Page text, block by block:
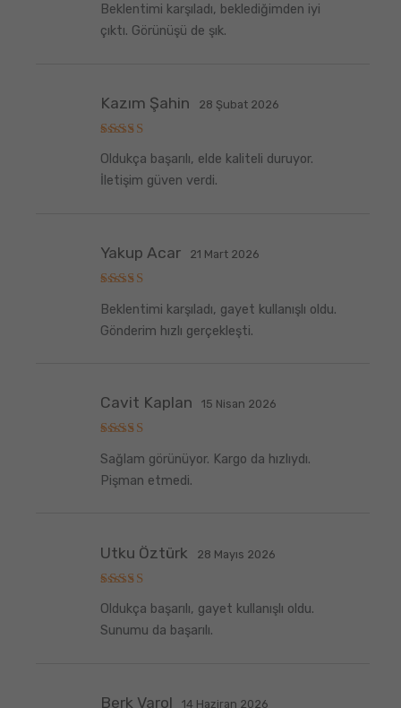
üzerinden
oy aldı
Beklentimi karşıladı, beklediğimden iyi
çıktı. Görünüşü de şık.
üzerinden
5
oy aldı
Kazım Şahin 28 Şubat 2026
Oldukça başarılı, elde kaliteli duruyor.
İletişim güven verdi.
üzerinden
5 oy aldı
Yakup Acar 21 Mart 2026
Beklentimi karşıladı, gayet kullanışlı oldu.
Gönderim hızlı gerçekleşti.
üzerinden
5oy aldı
Cavit Kaplan 15 Nisan 2026
Sağlam görünüyor. Kargo da hızlıydı.
Pişman etmedi.
üzerinden
5
oy aldı
Utku Öztürk 28 Mayıs 2026
Oldukça başarılı, gayet kullanışlı oldu.
Sunumu da başarılı.
Berk Varol 14 Haziran 2026